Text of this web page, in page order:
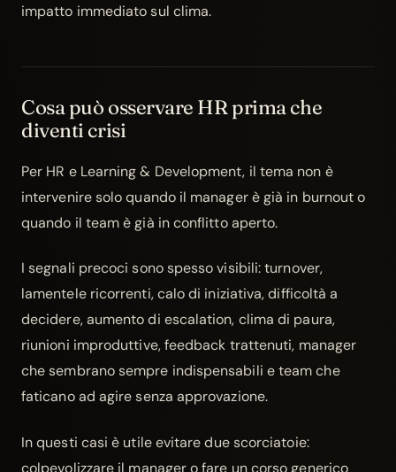
impatto immediato sul clima.
Cosa può osservare HR prima che
diventi crisi
Per HR e Learning & Development, il tema non è
intervenire solo quando il manager è già in burnout o
quando il team è già in conflitto aperto.
I segnali precoci sono spesso visibili: turnover,
lamentele ricorrenti, calo di iniziativa, difficoltà a
decidere, aumento di escalation, clima di paura,
riunioni improduttive, feedback trattenuti, manager
che sembrano sempre indispensabili e team che
faticano ad agire senza approvazione.
In questi casi è utile evitare due scorciatoie:
colpevolizzare il manager o fare un corso generico